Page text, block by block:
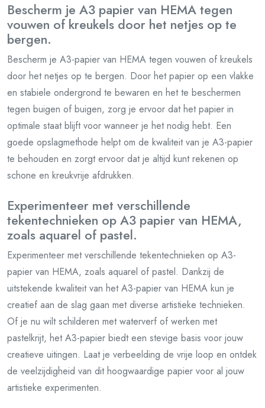
Bescherm je A3 papier van HEMA tegen
vouwen of kreukels door het netjes op te
bergen.
Bescherm je A3-papier van HEMA tegen vouwen of kreukels
door het netjes op te bergen. Door het papier op een vlakke
en stabiele ondergrond te bewaren en het te beschermen
tegen buigen of buigen, zorg je ervoor dat het papier in
optimale staat blijft voor wanneer je het nodig hebt. Een
goede opslagmethode helpt om de kwaliteit van je A3-papier
te behouden en zorgt ervoor dat je altijd kunt rekenen op
schone en kreukvrije afdrukken.
Experimenteer met verschillende
tekentechnieken op A3 papier van HEMA,
zoals aquarel of pastel.
Experimenteer met verschillende tekentechnieken op A3-
papier van HEMA, zoals aquarel of pastel. Dankzij de
uitstekende kwaliteit van het A3-papier van HEMA kun je
creatief aan de slag gaan met diverse artistieke technieken.
Of je nu wilt schilderen met waterverf of werken met
pastelkrijt, het A3-papier biedt een stevige basis voor jouw
creatieve uitingen. Laat je verbeelding de vrije loop en ontdek
de veelzijdigheid van dit hoogwaardige papier voor al jouw
artistieke experimenten.